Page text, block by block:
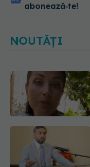
abonează‑te!
NOUTĂȚI